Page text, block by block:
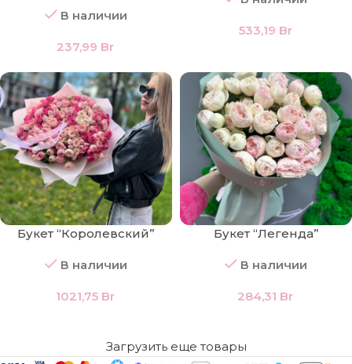
В наличии
237,99 Br
533,19 Br
Букет “Королевский”
В наличии
1021,75 Br
Букет “Легенда”
В наличии
284,31 Br
Загрузить еще товары